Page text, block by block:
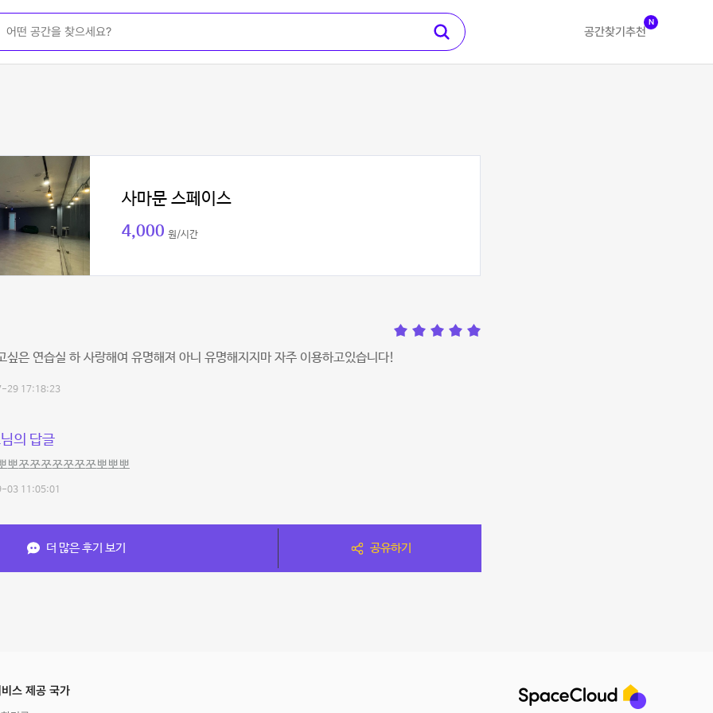
공간찾기 추천
N
사마문 스페이스
4,000 원/시간
싶은 연습실 하 사랑해여 유명해져 아니 유명해지지마 자주 이용하고있습니다!
29 17:18:23
의 답글
뽀쪼쪼쪼쪼쪼쪼쪼뽀뽀뽀
03 11:05:01
더 많은 후기 보기 공유하기
스 제공 국가